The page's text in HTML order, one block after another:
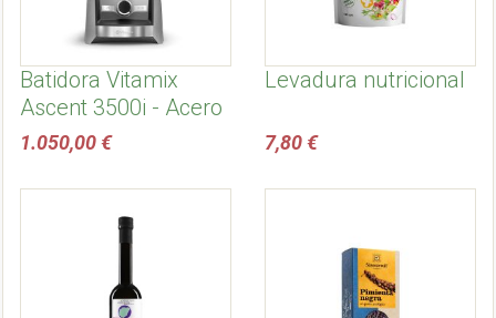
Batidora Vitamix
Ascent 3500i - Acero
Inoxidable
1.050,00 €
Levadura nutricional
7,80 €